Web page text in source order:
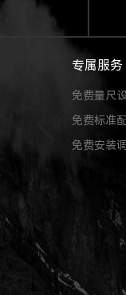
专属服务
免费量尺
免费标准
免费安装